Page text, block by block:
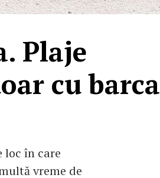
Plaje
cu barca
loc în care
vreme de